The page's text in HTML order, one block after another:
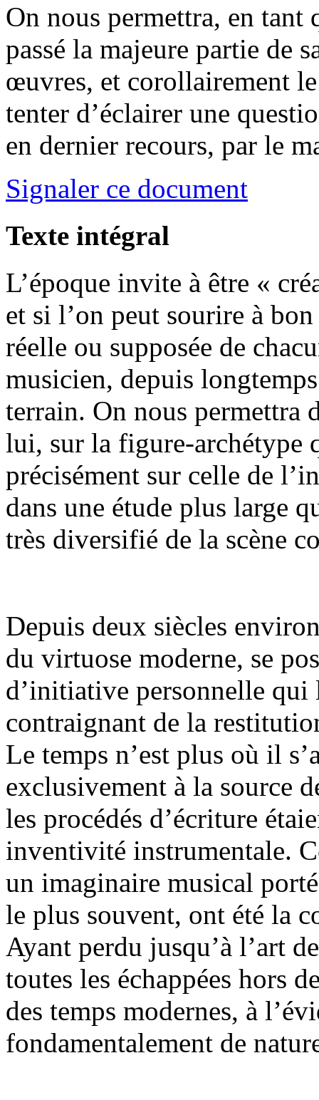
On nous permettra, en tant
passé la majeure partie de
œuvres, et corollairement
tenter d’éclairer une
en dernier recours, par le
Signaler ce document
Texte intégral
L’époque invite à être «
et si l’on peut sourire à
réelle ou supposée de
musicien, depuis
terrain. On nous permettra
lui, sur la figure-archétype
précisément sur celle de
dans une étude plus large
très diversifié de la scène
Depuis deux siècles
du virtuose moderne, se
d’initiative personnelle qui
contraignant de la
Le temps n’est plus où il
exclusivement à la source
les procédés d’écriture
inventivité instrumentale.
un imaginaire musical
le plus souvent, ont été la
Ayant perdu jusqu’à l’art
toutes les échappées hors
des temps modernes, à
fondamentalement de